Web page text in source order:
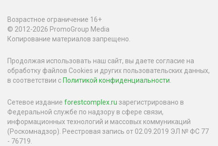
Возрастное ограничение 16+
© 2012-2026 PromoGroup Media
Копирование материалов запрещено.
Продолжая использовать наш сайт, вы даете согласие на
обработку файлов Cookies и других пользовательских данных,
в соответствии сПолитикой конфиденциальности
Сетевое издание forestcomplex.ru зарегистрировано в
Федеральной службе по надзору в сфере связи,
информационных технологий и массовых коммуникаций
(Роскомнадзор). Реестровая запись от 02.09.2019 ЭЛ № ФС 77
- 76719.